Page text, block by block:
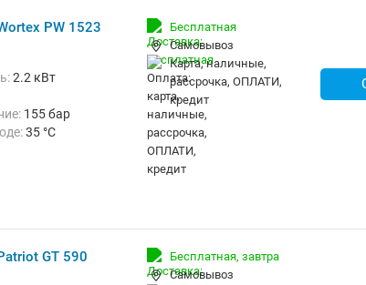
PW 1523
2.2 кВт
155 бар
35 °C
Бесплатная
Самовывоз
карта, наличные,
рассрочка, ОПЛАТИ,
кредит
GT 590
Бесплатная, завтра
Самовывоз